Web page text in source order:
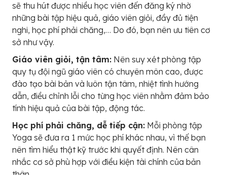
sẽ thu hút được nhiều học viên đến đăng ký nhờ
những bài tập hiệu quả, giáo viên giỏi, đầy đủ tiện
nghi, học phí phải chăng,… Do đó, bạn nên ưu tiên cơ
sở như vậy.
Giáo viên giỏi, tận tâm: Nên suy xét phòng tập
quy tụ đội ngũ giáo viên có chuyên môn cao, được
đào tạo bài bản và luôn tận tâm, nhiệt tình hướng
dẫn, điều chỉnh lỗi cho từng học viên nhằm đảm bảo
tính hiệu quả của bài tập, động tác.
Học phí phải chăng, dễ tiếp cận: Mỗi phòng tập
Yoga sẽ đưa ra 1 mức học phí khác nhau, vì thế bạn
nên tìm hiểu thật kỹ trước khi quyết định. Nên cân
nhắc cơ sở phù hợp với điều kiện tài chính của bản